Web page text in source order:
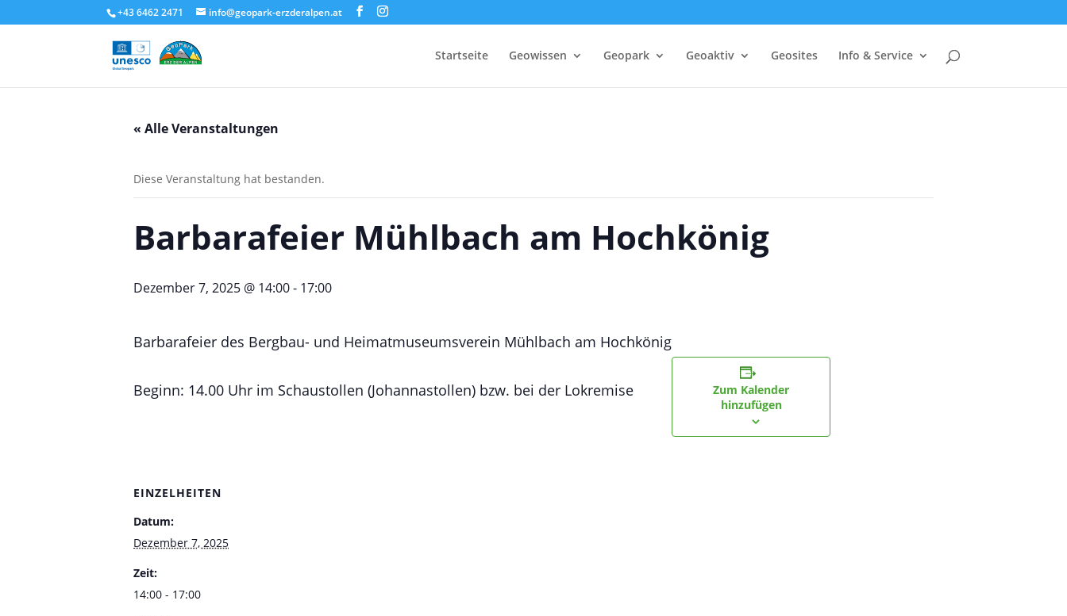
+43 6462 2471 info@geopark-erzderalpen.at
Startseite Geowissen Geopark Geoaktiv Geosites Info & Service
« Alle Veranstaltungen
Diese Veranstaltung hat bestanden.
Barbarafeier Mühlbach am Hochkönig
Dezember 7, 2025 @ 14:00- 17:00
Barbarafeier des Bergbau- und Heimatmuseumsverein Mühlbach am Hochkönig
Beginn: 14.00 Uhr im Schaustollen (Johannastollen) bzw. bei der Lokremise
Zum Kalender
hinzufügen
EINZELHEITEN
Datum:
Dezember 7, 2025
Zeit:
14:00 - 17:00